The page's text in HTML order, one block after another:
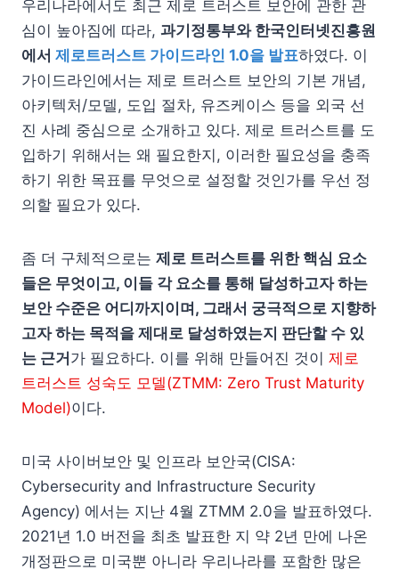
우리나라에서도 최근 제로 트러스트 보안에 관한 관
심이 높아짐에 따라, 과기정통부와 한국인터넷진흥원
에서 제로트러스트 가이드라인 1.0을 발표하였다. 이
가이드라인에서는 제로 트러스트 보안의 기본 개념,
아키텍처/모델, 도입 절차, 유즈케이스 등을 외국 선
진 사례 중심으로 소개하고 있다. 제로 트러스트를 도
입하기 위해서는 왜 필요한지, 이러한 필요성을 충족
하기 위한 목표를 무엇으로 설정할 것인가를 우선 정
의할 필요가 있다.
좀 더 구체적으로는 제로 트러스트를 위한 핵심 요소
들은 무엇이고, 이들 각 요소를 통해 달성하고자 하는
보안 수준은 어디까지이며, 그래서 궁극적으로 지향하
고자 하는 목적을 제대로 달성하였는지 판단할 수 있
는 근거가 필요하다. 이를 위해 만들어진 것이 제로
트러스트 성숙도 모델(ZTMM: Zero Trust Maturity
Model)이다.
미국 사이버보안 및 인프라 보안국(CISA:
Cybersecurity and Infrastructure Security
Agency) 에서는 지난 4월 ZTMM 2.0을 발표하였다.
2021년 1.0 버전을 최초 발표한 지 약 2년 만에 나온
개정판으로 미국뿐 아니라 우리나라를 포함한 많은